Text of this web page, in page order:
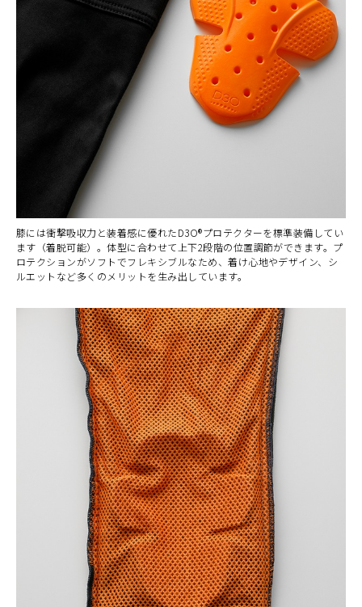
膝には衝撃吸収力と装着感に優れたD3O®プロテクターを標準装備してい
ます（着脱可能）。体型に合わせて上下2段階の位置調節ができます。プ
ロテクションがソフトでフレキシブルなため、着け心地やデザイン、シ
ルエットなど多くのメリットを生み出しています。